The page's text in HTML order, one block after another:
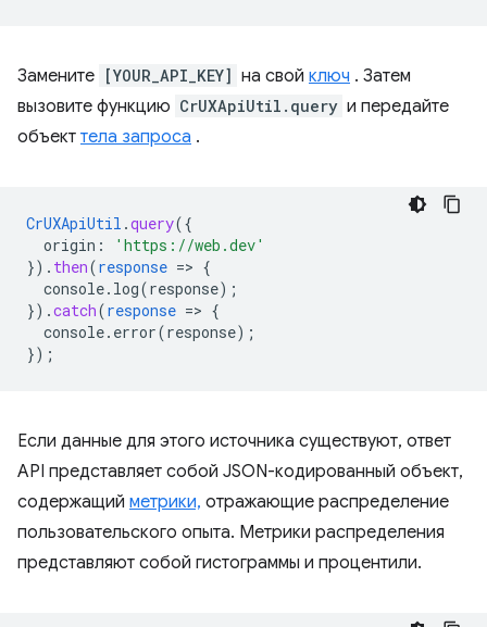
Замените [YOUR_API_KEY] на свой ключ . Затем
вызовите функцию CrUXApiUtil.query и передайте
объект тела запроса .
CrUXApiUtil .query({
origin :
'https://web.dev'
}) . then(response => {
console.log(response) ;
}) .catch(response => {
console.error(response) ;
});
Если данные для этого источника существуют, ответ
API представляет собой JSON-кодированный объект,
содержащий метрики, отражающие распределение
пользовательского опыта. Метрики распределения
представляют собой гистограммы и процентили.